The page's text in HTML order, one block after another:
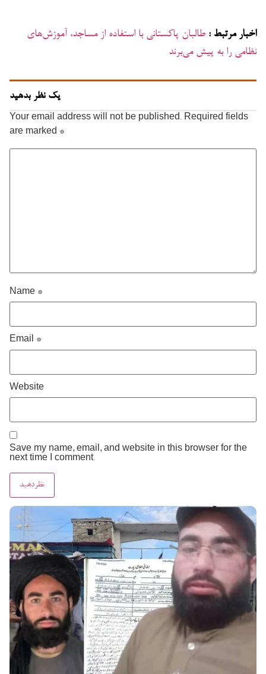
اخبار مرتبط : طالبان پاکستانی با استفاده از مساجد، آموزش‌های
نظامی را به پیش می‌برند
یک نظر بدهید
Your email address will not be published. Required fields
are marked *
Name *
Email *
Website
Save my name, email, and website in this browser for the
next time I comment.